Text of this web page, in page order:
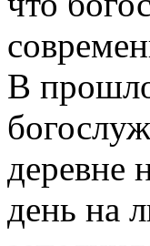
В
деревне
день на